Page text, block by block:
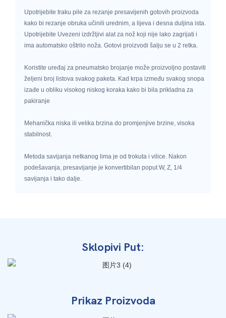
Upotrijebite traku pile za rezanje presavijenih gotovih proizvoda
kako bi rezanje obruka učinili urednim, a lijeva i desna duljina ista.
Upotrijebite Uvezeni izdržljivi alat za nož koji nije lako zagrijati i
ima automatsko oštrilo noža. Gotovi proizvodi šalju se u 2 retka.
Koristite uređaj za pneumatsko brojanje može proizvoljno postaviti
željeni broj listova svakog paketa. Kad krpa između svakog snopa
izađe u obliku visokog niskog koraka kako bi bila prikladna za
pakiranje
Mehanička niska ili velika brzina do promjenjive brzine, visoka
stabilnost.
Metoda savijanja netkanog lima je od trokuta i vilice. Nakon
podešavanja, presavijanje je konvertibilan poput W, Z, 1/4
savijanja i tako dalje.
Sklopivi Put:
Prikaz Proizvoda